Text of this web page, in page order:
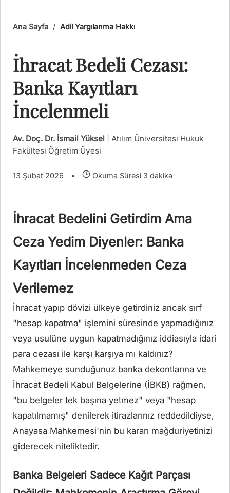
Ana Sayfa / Adil Yargılanma Hakkı
İhracat Bedeli Cezası:
Banka Kayıtları
İncelenmeli
Av. Doç. Dr. İsmail Yüksel | Atılım Üniversitesi Hukuk
Fakültesi Öğretim Üyesi
13 Şubat 2026 • Okuma Süresi 3 dakika
İhracat Bedelini Getirdim Ama
Ceza Yedim Diyenler: Banka
Kayıtları İncelenmeden Ceza
Verilemez
İhracat yapıp dövizi ülkeye getirdiniz ancak sırf
"hesap kapatma" işlemini süresinde yapmadığınız
veya usulüne uygun kapatmadığınız iddiasıyla idari
para cezası ile karşı karşıya mı kaldınız?
Mahkemeye sunduğunuz banka dekontlarına ve
İhracat Bedeli Kabul Belgelerine (İBKB) rağmen,
"bu belgeler tek başına yetmez" veya "hesap
kapatılmamış" denilerek itirazlarınız reddedildiyse,
Anayasa Mahkemesi'nin bu kararı mağduriyetinizi
giderecek niteliktedir.
Banka Belgeleri Sadece Kağıt Parçası